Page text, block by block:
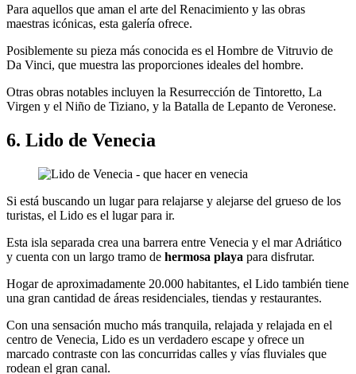
Para aquellos que aman el arte del Renacimiento y las obras
maestras icónicas, esta galería ofrece.
Posiblemente su pieza más conocida es el Hombre de Vitruvio de
Da Vinci, que muestra las proporciones ideales del hombre.
Otras obras notables incluyen la Resurrección de Tintoretto, La
Virgen y el Niño de Tiziano, y la Batalla de Lepanto de Veronese.
6. Lido de Venecia
Si está buscando un lugar para relajarse y alejarse del grueso de los
turistas, el Lido es el lugar para ir.
Esta isla separada crea una barrera entre Venecia y el mar Adriático
y cuenta con un largo tramo de hermosa playa para disfrutar.
Hogar de aproximadamente 20.000 habitantes, el Lido también tiene
una gran cantidad de áreas residenciales, tiendas y restaurantes.
Con una sensación mucho más tranquila, relajada y relajada en el
centro de Venecia, Lido es un verdadero escape y ofrece un
marcado contraste con las concurridas calles y vías fluviales que
rodean el gran canal.